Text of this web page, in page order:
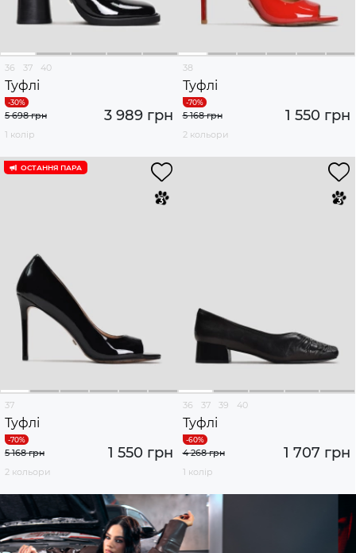
36 37 40
Туфлі
3 989 грн
5 698 грн
1 колір
38
Туфлі
1 550 грн
5 168 грн
2 кольори
ОСТАННЯ ПАРА
37
Туфлі
1 550 грн
5 168 грн
2 кольори
36 37 39 40
Туфлі
1 707 грн
4 268 грн
1 колір